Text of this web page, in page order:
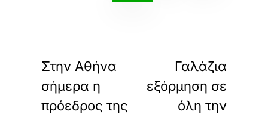
Στην Αθήνα
σήμερα η
πρόεδρος της
Γαλάζια
εξόρμηση σε
όλη την